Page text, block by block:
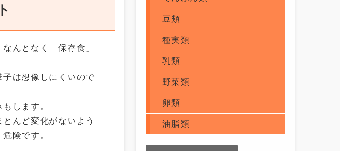
んとなく「保存食」
は想像しにくいので
します。
んど変化がないよう
険です。
豆類
種実類
乳類
野菜類
卵類
油脂類